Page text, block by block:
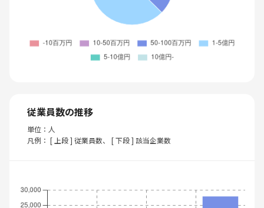
従業員数の推移
単位：人
凡例： [ 上段 ] 従業員数、 [ 下段 ] 該当企業数